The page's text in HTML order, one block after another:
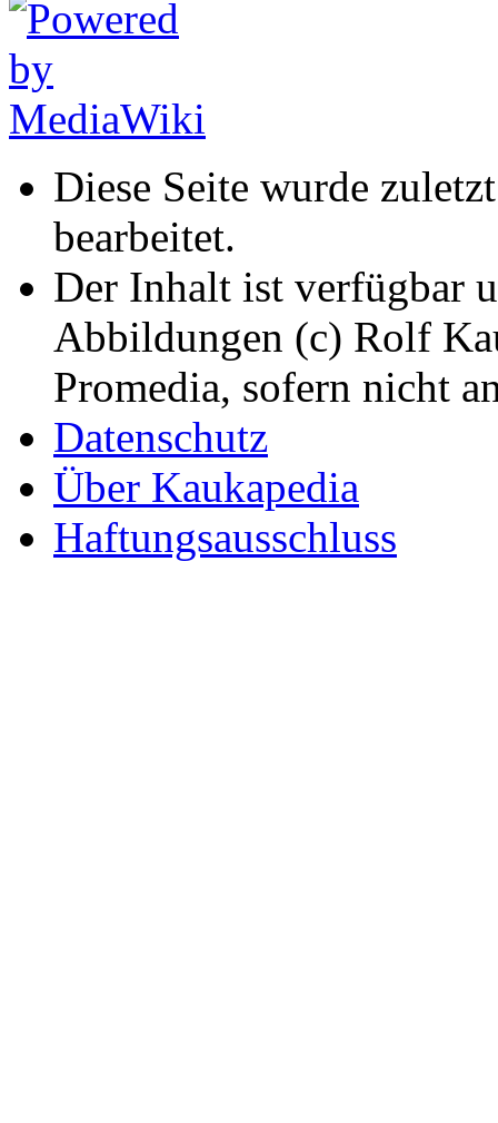
Diese Seite wurde
bearbeitet.
Der Inhalt ist verfügbar
Abbildungen (c) Rolf
Promedia, sofern nicht
Datenschutz
Über Kaukapedia
Haftungsausschluss